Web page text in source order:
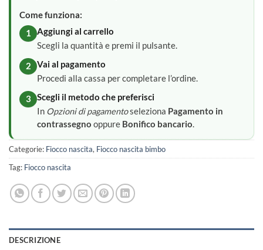
Come funziona:
1
Aggiungi al carrello
Scegli la quantità e premi il pulsante.
2
Vai al pagamento
Procedi alla cassa per completare l’ordine.
3
Scegli il metodo che preferisci
In Opzioni di pagamentoseleziona Pagamento in
contrassegno oppure Bonifico bancario.
Categorie: Fiocco nascita, Fiocco nascita bimbo
Tag: Fiocco nascita
DESCRIZIONE